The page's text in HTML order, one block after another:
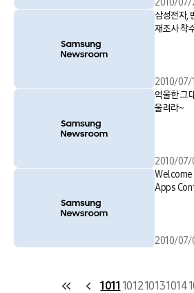
2010/07/
삼성전자,
재조사 착
2010/07/
억울한 그
울려라~
2010/07/
Apps
2010/07/
1011 101210131014